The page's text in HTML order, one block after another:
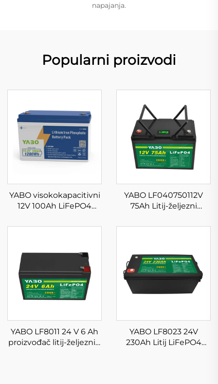
napajanja.
Popularni proizvodi
YABO visokokapacitivni
12V 100Ah LiFePO4
sustav za pohranu
željezo-fosfatnih baterija
za RV, brod, UPS
YABO LF040750112V
75Ah Litij-željezni
Visokog stupnja
BMS-om
YABO LF8011 24 V 6 Ah
proizvođač litij-željeznih
YABO LF8023 24V
230Ah Litij LiFePO4